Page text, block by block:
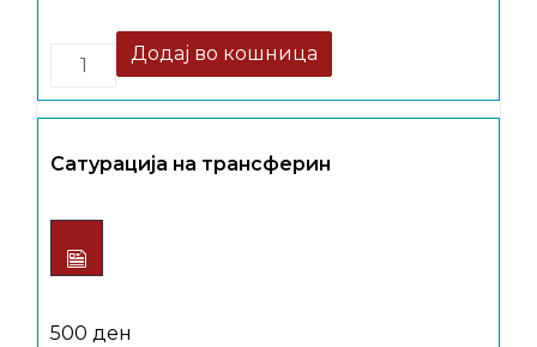
Quantity
Додај во кошница
Сатурација на трансферин
500 ден